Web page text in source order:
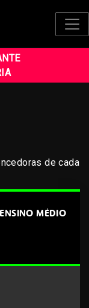
de cada
MÉDIO